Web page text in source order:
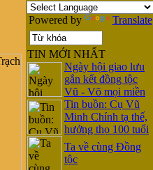
Powered by Translate
TIN MỚI NHẤT
Ngày hội giao lưu
gắn kết đồng tộc
Vũ - Võ mọi miền
Tin buồn: Cụ Vũ
Minh Chính tạ thế,
hưởng thọ 100 tuổi
Ta về cùng Đồng
tộc